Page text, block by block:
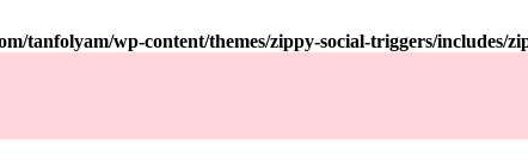
tanfolyam/wp-content/themes/zippy-social-triggers/includes/